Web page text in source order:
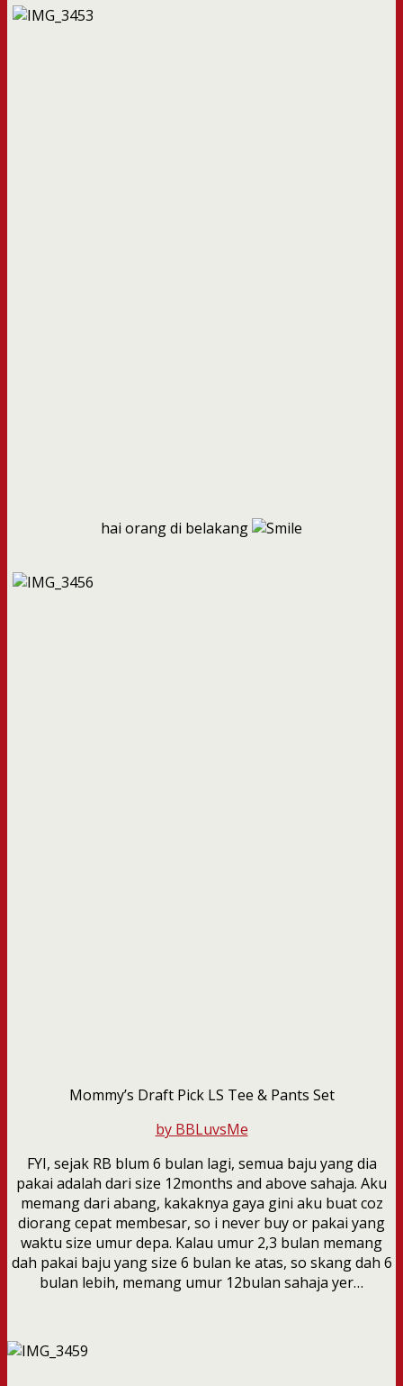
hai orang di belakang
Mommy’s Draft Pick LS Tee & Pants Set
by BBLuvsMe
FYI, sejak RB blum 6 bulan lagi, semua baju yang dia
pakai adalah dari size 12months and above sahaja. Aku
memang dari abang, kakaknya gaya gini aku buat coz
diorang cepat membesar, so i never buy or pakai yang
waktu size umur depa. Kalau umur 2,3 bulan memang
dah pakai baju yang size 6 bulan ke atas, so skang dah 6
bulan lebih, memang umur 12bulan sahaja yer…